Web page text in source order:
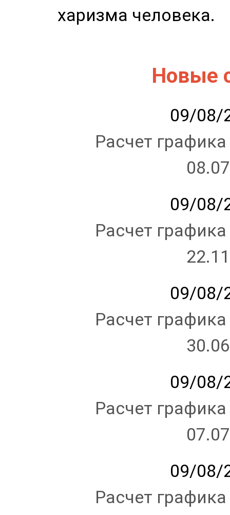
харизма человека.
Новые
09/08/
Расчет
09/08/
Расчет
09/08/
Расчет
09/08/
Расчет
09/08/
Расчет